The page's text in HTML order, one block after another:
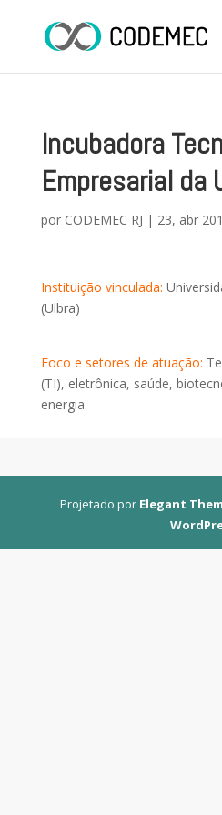
Incubadora
Empresarial da
por CODEMEC RJ | 23, abr
Instituição vinculada:
(Ulbra)
Foco e setores de atuação:
(TI), eletrônica, saúde,
energia.
Projetado por Elegant